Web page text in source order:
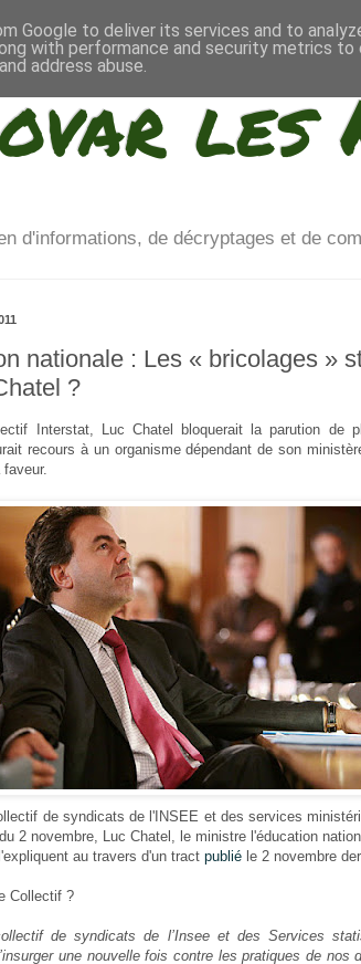
les
d'informations, de décryptages et de
nationale : Les « bricolages »
?
Interstat, Luc Chatel bloquerait la parution de
recours à un organisme dépendant de son
de syndicats de l'INSEE et des services
2 novembre, Luc Chatel, le ministre l'éducation
au travers d'un tract publié le 2 novembre
Collectif ?
de syndicats de l’Insee et des Services
une nouvelle fois contre les pratiques de nos
Google to deliver its services and to
with performance and security metrics
address abuse.